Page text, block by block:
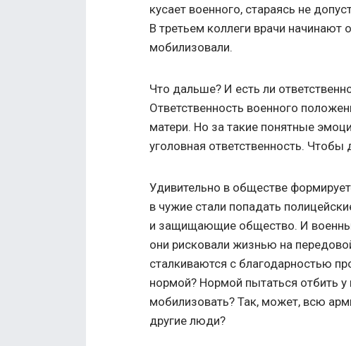
кусает военного, стараясь не
В третьем коллеги врачи начинают
мобилизовали.
Что дальше? И есть ли
Ответственность военного
матери. Но за такие понятные
уголовная ответственность.
Удивительно в обществе
в чужие стали попадать
и защищающие общество. И
они рисковали жизнью на
сталкиваются с благодарностью
нормой? Нормой пытаться отбить
мобилизовать? Так, может, всю
другие люди?